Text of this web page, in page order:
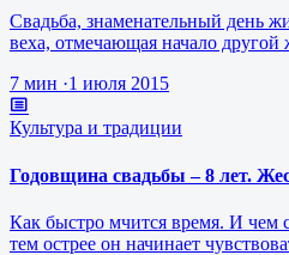
Свадьба, знаменательный день
веха, отмечающая начало другой
7 мин ·1 июля 2015
Культура и традиции
Годовщина свадьбы – 8 лет.
Как быстро мчится время. И чем
тем острее он начинает